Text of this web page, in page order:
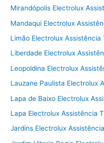
Mirandópolis Electrolux
Mandaqui Electrolux
Limão Electrolux Assistência
Liberdade Electrolux
Leopoldina Electrolux
Lauzane Paulista Electrolux
Lapa de Baixo Electrolux
Lapa Electrolux Assistência
Jardins Electrolux